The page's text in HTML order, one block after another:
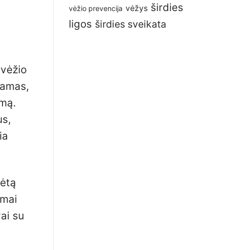
su
vėžio prevencija vėžys širdies
ligos širdies sveikata